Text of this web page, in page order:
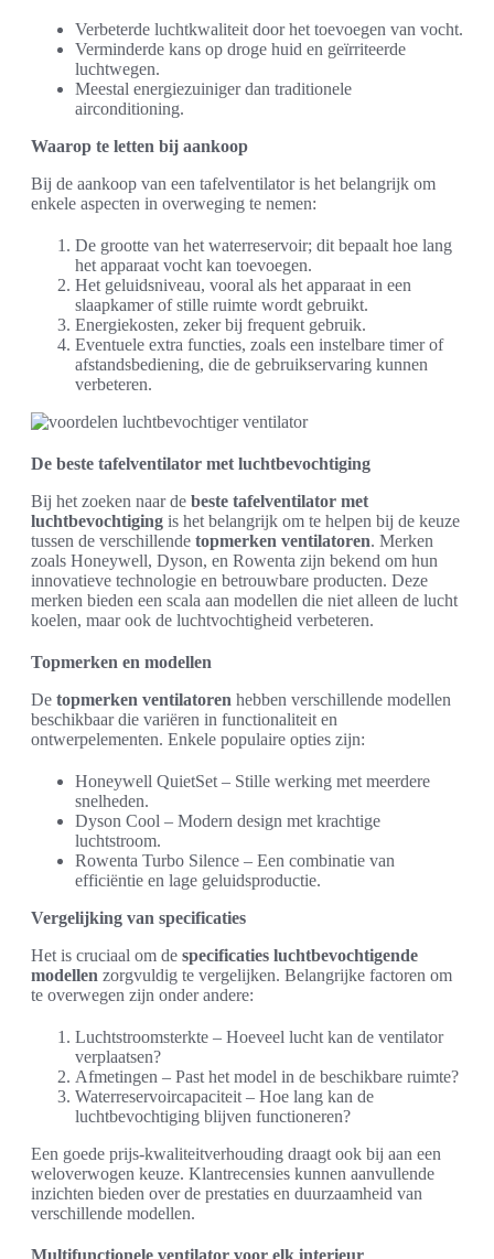
Verbeterde luchtkwaliteit door het toevoegen van vocht.
Verminderde kans op droge huid en geïrriteerde
luchtwegen.
Meestal energiezuiniger dan traditionele
airconditioning.
Waarop te letten bij aankoop
Bij de aankoop van een tafelventilator is het belangrijk om
enkele aspecten in overweging te nemen:
De grootte van het waterreservoir; dit bepaalt hoe lang
het apparaat vocht kan toevoegen.
Het geluidsniveau, vooral als het apparaat in een
slaapkamer of stille ruimte wordt gebruikt.
Energiekosten, zeker bij frequent gebruik.
Eventuele extra functies, zoals een instelbare timer of
afstandsbediening, die de gebruikservaring kunnen
verbeteren.
De beste tafelventilator met luchtbevochtiging
Bij het zoeken naar de beste tafelventilator met
luchtbevochtiging is het belangrijk om te helpen bij de keuze
tussen de verschillende topmerken ventilatoren. Merken
zoals Honeywell, Dyson, en Rowenta zijn bekend om hun
innovatieve technologie en betrouwbare producten. Deze
merken bieden een scala aan modellen die niet alleen de lucht
koelen, maar ook de luchtvochtigheid verbeteren.
Topmerken en modellen
De topmerken ventilatoren hebben verschillende modellen
beschikbaar die variëren in functionaliteit en
ontwerpelementen. Enkele populaire opties zijn:
Honeywell QuietSet – Stille werking met meerdere
snelheden.
Dyson Cool – Modern design met krachtige
luchtstroom.
Rowenta Turbo Silence – Een combinatie van
efficiëntie en lage geluidsproductie.
Vergelijking van specificaties
Het is cruciaal om de specificaties luchtbevochtigende
modellen zorgvuldig te vergelijken. Belangrijke factoren om
te overwegen zijn onder andere:
Luchtstroomsterkte – Hoeveel lucht kan de ventilator
verplaatsen?
Afmetingen – Past het model in de beschikbare ruimte?
Waterreservoircapaciteit – Hoe lang kan de
luchtbevochtiging blijven functioneren?
Een goede prijs-kwaliteitverhouding draagt ook bij aan een
weloverwogen keuze. Klantrecensies kunnen aanvullende
inzichten bieden over de prestaties en duurzaamheid van
verschillende modellen.
Multifunctionele ventilator voor elk interieur